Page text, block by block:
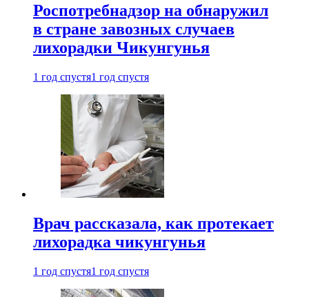
Роспотребнадзор на обнаружил
в стране завозных случаев
лихорадки Чикунгунья
1 год спустя1 год спустя
Врач рассказала, как протекает
лихорадка чикунгунья
1 год спустя1 год спустя